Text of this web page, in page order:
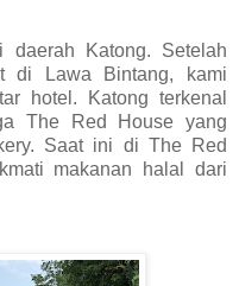
Katong. Setelah
di Lawa Bintang, kami
hotel. Katong terkenal
The Red House yang
Saat ini di The Red
makanan halal dari